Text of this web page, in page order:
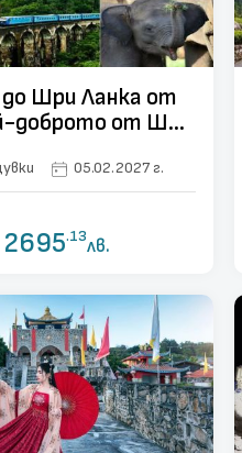
до Шри Ланка от
доброто от Шри
05.02.2027 г.
2695.13лв.